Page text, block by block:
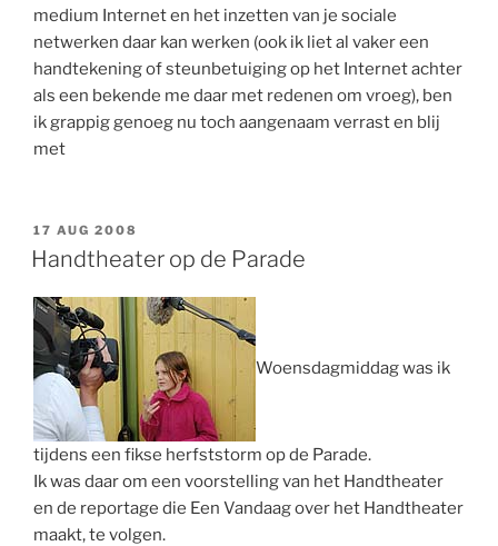
medium Internet en het inzetten van je sociale
netwerken daar kan werken (ook ik liet al vaker een
handtekening of steunbetuiging op het Internet achter
als een bekende me daar met redenen om vroeg), ben
ik grappig genoeg nu toch aangenaam verrast en blij
met
GEPLAATST
OP
17 AUG 2008
Handtheater op de Parade
Woensdagmiddag was ik
tijdens een fikse herfststorm op de Parade.
Ik was daar om een voorstelling van het Handtheater
en de reportage die Een Vandaag over het Handtheater
maakt, te volgen.